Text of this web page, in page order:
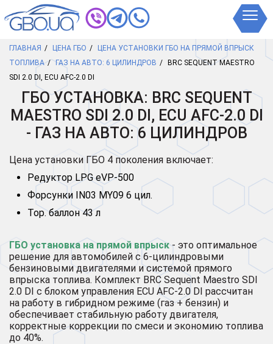
ГЛАВНАЯ ЦЕНА ГБО
ЦЕНА УСТАНОВКИ ГБО НА ПРЯМОЙ ВПРЫСК
ТОПЛИВА
ГАЗ НА АВТО: 6 ЦИЛИНДРОВ
BRC SEQUENT MAESTRO
SDI 2.0 DI, ECU AFC-2.0 DI
ГБО УСТАНОВКА: BRC SEQUENT
MAESTRO SDI 2.0 DI, ECU AFC-2.0 DI
- ГАЗ НА АВТО: 6 ЦИЛИНДРОВ
Цена установки ГБО 4 поколения включает:
Редуктор LPG eVP-500
Форсунки IN03 MY09 6 цил.
Тор. баллон 43 л
ГБО установка на прямой впрыск- это оптимальное
решение для автомобилей с 6-цилиндровыми
бензиновыми двигателями и системой прямого
впрыска топлива. Комплект BRC Sequent Maestro SDI
2.0 DI с блоком управления ECU AFC-2.0 DI рассчитан
на работу в гибридном режиме (газ + бензин) и
обеспечивает стабильную работу двигателя,
корректные коррекции по смеси и экономию топлива
до 40%.